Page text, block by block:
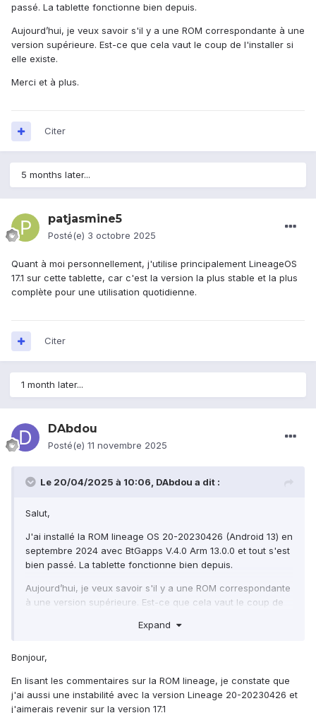
passé. La tablette fonctionne bien depuis.
Aujourd’hui, je veux savoir s'il y a une ROM correspondante à une
version supérieure. Est-ce que cela vaut le coup de l'installer si
elle existe.
Merci et à plus.
Citer
5 months later...
patjasmine5
Posté(e) 3 octobre 2025
Quant à moi personnellement, j'utilise principalement LineageOS
17.1 sur cette tablette, car c'est la version la plus stable et la plus
complète pour une utilisation quotidienne.
Citer
1 month later...
DAbdou
Posté(e) 11 novembre 2025
Le 20/04/2025 à 10:06, DAbdou a dit :
Salut,
J'ai installé la ROM lineage OS 20-20230426 (Android 13) en
septembre 2024 avec BtGapps V.4.0 Arm 13.0.0 et tout s'est
bien passé. La tablette fonctionne bien depuis.
Aujourd’hui, je veux savoir s'il y a une ROM correspondante
à une version supérieure. Est-ce que cela vaut le coup de
Expand
Bonjour,
En lisant les commentaires sur la ROM lineage, je constate que
j'ai aussi une instabilité avec la version Lineage 20-20230426 et
j'aimerais revenir sur la version 17.1